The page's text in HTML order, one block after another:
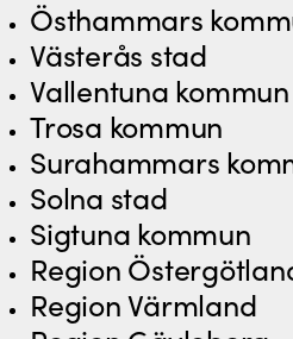
Östhammars
Västerås stad
Vallentuna kommun
Trosa kommun
Surahammars
Solna stad
Sigtuna kommun
Region
Region Värmland